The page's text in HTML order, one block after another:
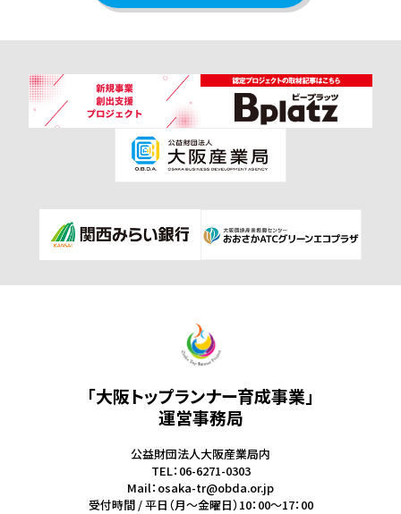
「大阪トップランナー育成事業」
運営事務局
公益財団法人大阪産業局内
TEL：06-6271-0303
Mail：osaka-tr@obda.or.jp
受付時間 / 平日（月～金曜日）10：00～17：00